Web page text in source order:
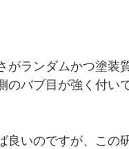
がランダムかつ塗
のバブ目が強く付い
良いのですが、この